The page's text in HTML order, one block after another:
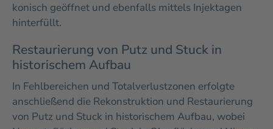
konisch geöffnet und ebenfalls mittels Injektagen
hinterfüllt.
Restaurierung von Putz und Stuck in
historischem Aufbau
In Fehlbereichen und Totalverlustzonen erfolgte
anschließend die Rekonstruktion und Restaurierung
von Putz und Stuck in historischem Aufbau, wobei